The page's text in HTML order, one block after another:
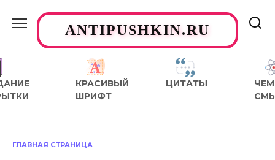
содержаниюANTIPUSHKIN.RU
КРАСИВЫЙ
ШРИФТ
ЦИТАТЫ
ЧЕМ
ГЛАВНАЯ СТРАНИЦА